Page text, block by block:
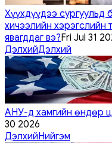
Хүүхдүүдээ сургуульд
хичээлийн хэрэгслийн
явагддаг вэ?Fri Jul 31
ДэлхийДэлхий
АНУ-д хамгийн өндөр
30 2026
ДэлхийНийгэм